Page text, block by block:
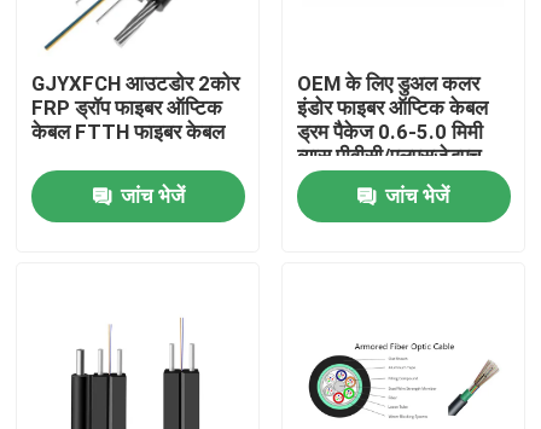
GJYXFCH आउटडोर 2कोर
FRP ड्रॉप फाइबर ऑप्टिक
केबल FTTH फाइबर केबल
जांच भेजें
OEM के लिए डुअल कलर
इंडोर फाइबर ऑप्टिक केबल
ड्रम पैकेज 0.6-5.0 मिमी
व्यास पीवीसी/एलएसजेडएच
जांच भेजें